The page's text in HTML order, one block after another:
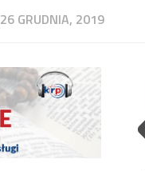
26 GRUDNIA, 2019